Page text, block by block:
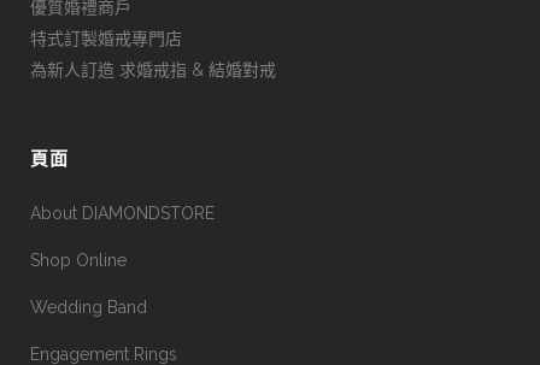
優質婚禮商戶
特式訂製婚戒專門店
為新人訂造 求婚戒指 & 結婚對戒
頁面
About DIAMONDSTORE
Shop Online
Wedding Band
Engagement Rings